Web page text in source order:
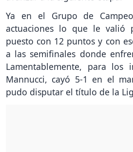
Ya en el Grupo de
actuaciones lo que le valió
puesto con 12 puntos y con
a las semifinales donde
Lamentablemente, para los
Mannucci, cayó 5-1 en el
pudo disputar el título de la